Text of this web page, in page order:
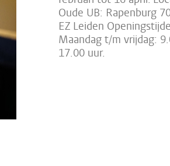
Oude UB: Rapenburg
EZ Leiden
Maandag t/m vrijdag:
17.00 uur.